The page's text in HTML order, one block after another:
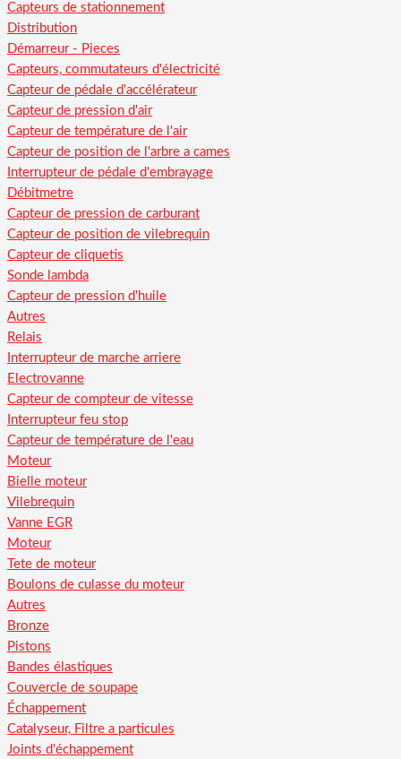
Capteurs de stationnement
Distribution
Démarreur - Pieces
Capteurs, commutateurs d'électricité
Capteur de pédale d'accélérateur
Capteur de pression d'air
Capteur de température de l'air
Capteur de position de l'arbre a cames
Interrupteur de pédale d'embrayage
Débitmetre
Capteur de pression de carburant
Capteur de position de vilebrequin
Capteur de cliquetis
Sonde lambda
Capteur de pression d'huile
Autres
Relais
Interrupteur de marche arriere
Electrovanne
Capteur de compteur de vitesse
Interrupteur feu stop
Capteur de température de l'eau
Moteur
Bielle moteur
Vilebrequin
Vanne EGR
Moteur
Tete de moteur
Boulons de culasse du moteur
Autres
Bronze
Pistons
Bandes élastiques
Couvercle de soupape
Échappement
Catalyseur, Filtre a particules
Joints d'échappement